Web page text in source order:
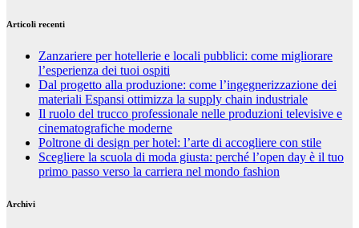
Articoli recenti
Zanzariere per hotellerie e locali pubblici: come migliorare
l’esperienza dei tuoi ospiti
Dal progetto alla produzione: come l’ingegnerizzazione dei
materiali Espansi ottimizza la supply chain industriale
Il ruolo del trucco professionale nelle produzioni televisive e
cinematografiche moderne
Poltrone di design per hotel: l’arte di accogliere con stile
Scegliere la scuola di moda giusta: perché l’open day è il tuo
primo passo verso la carriera nel mondo fashion
Archivi